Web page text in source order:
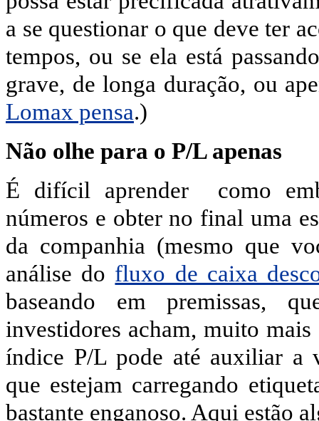
a se questionar o que deve ter
tempos, ou se ela está
grave, de longa duração, ou
Lomax pensa.)
Não olhe para o P/L apenas
É difícil aprender
como
números e obter no final uma
da companhia (mesmo que
análise do fluxo de caixa
baseando em premissas,
investidores acham, muito
índice P/L pode até auxiliar a
que estejam carregando
bastante enganoso. Aqui estão